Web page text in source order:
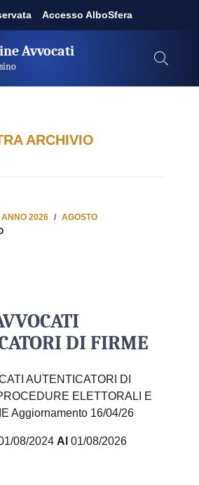
Accesso AlboSfera
Avvocati
ARCHIVIO
ANNO 2026
AGOSTO
DI FIRME
AUTENTICATORI DI
ELETTORALI E
Aggiornamento 16/04/26
08/2024 Al 01/08/2026